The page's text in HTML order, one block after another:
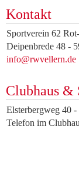
Kontakt
Sportverein 62
Deipenbrede 48 -
info@rwvellern.de
Clubhaus &
Elsterbergweg 40
Telefon im